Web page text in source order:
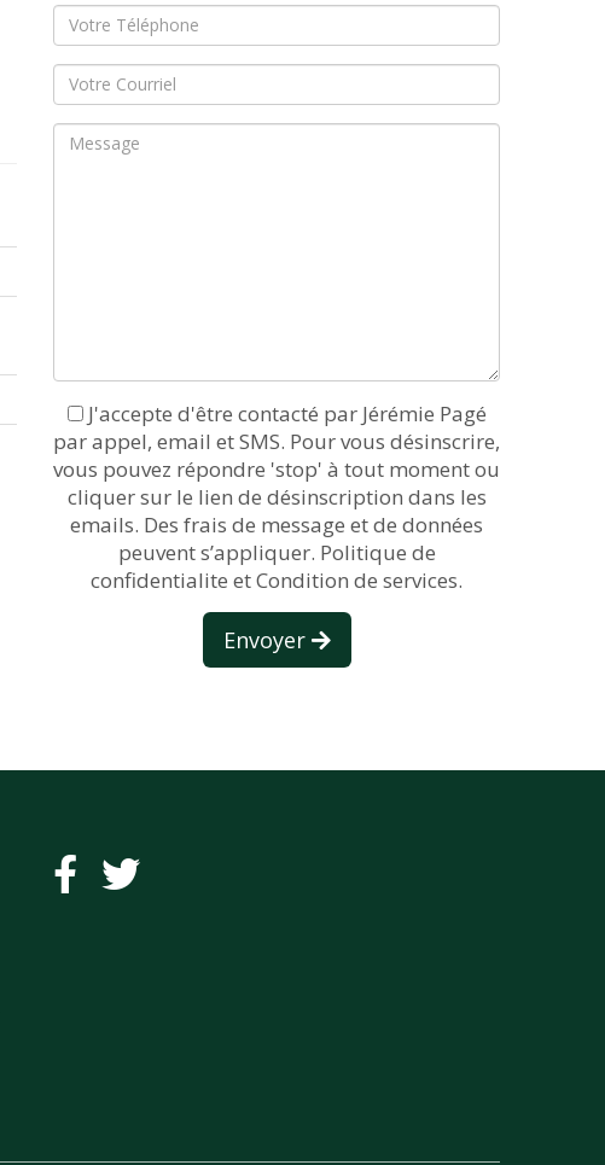
J'accepte d'être contacté par Jérémie Pagé
par appel, email et SMS. Pour vous désinscrire,
vous pouvez répondre 'stop' à tout moment ou
cliquer sur le lien de désinscription dans les
emails. Des frais de message et de données
peuvent s’appliquer. Politique de
confidentialite et Condition de services.
Envoyer